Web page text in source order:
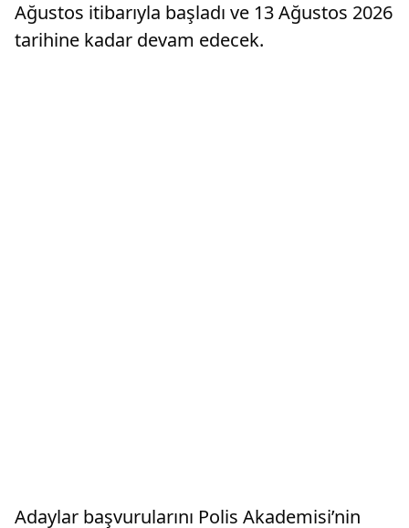
Ağustos itibarıyla başladı ve 13 Ağustos 2026
tarihine kadar devam edecek.
Adaylar başvurularını Polis Akademisi’nin